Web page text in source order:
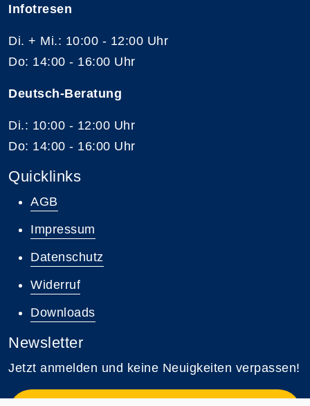
Infotresen
Di. + Mi.: 10:00 - 12:00 Uhr
Do: 14:00 - 16:00 Uhr
Deutsch-Beratung
Di.: 10:00 - 12:00 Uhr
Do: 14:00 - 16:00 Uhr
Quicklinks
AGB
Impressum
Datenschutz
Widerruf
Downloads
Newsletter
Jetzt anmelden und keine Neuigkeiten verpassen!